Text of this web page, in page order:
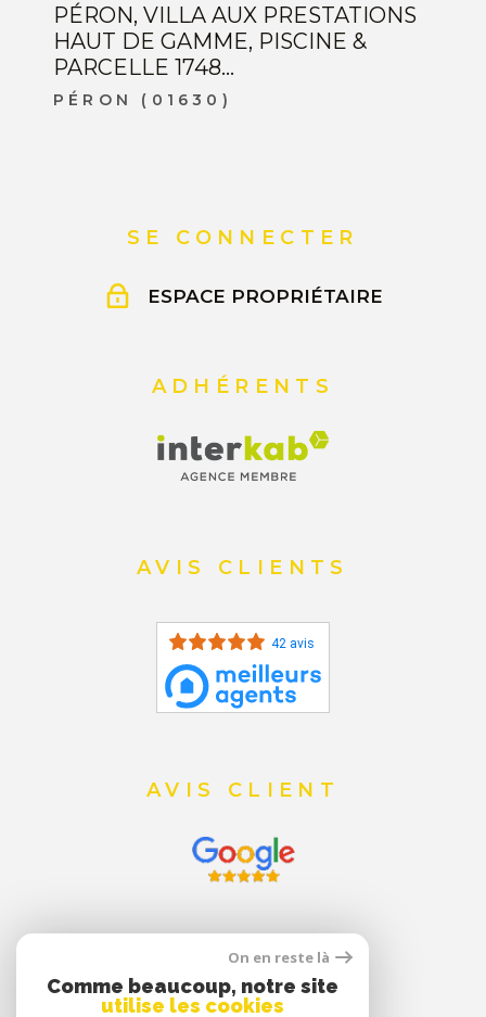
PÉRON, VILLA AUX PRESTATIONS
HAUT DE GAMME, PISCINE &
PARCELLE 1748...
PÉRON (01630)
SE CONNECTER
ESPACE PROPRIÉTAIRE
ADHÉRENTS
AVIS CLIENTS
42 avis
AVIS CLIENT
On en reste là
Comme beaucoup, notre site
utilise les cookies